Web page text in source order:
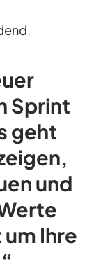
Sprint
geht
und
Ihre